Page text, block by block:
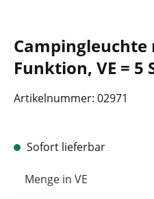
Funktion, VE = 5
Artikelnummer: 02971
Sofort lieferbar
Menge in VE